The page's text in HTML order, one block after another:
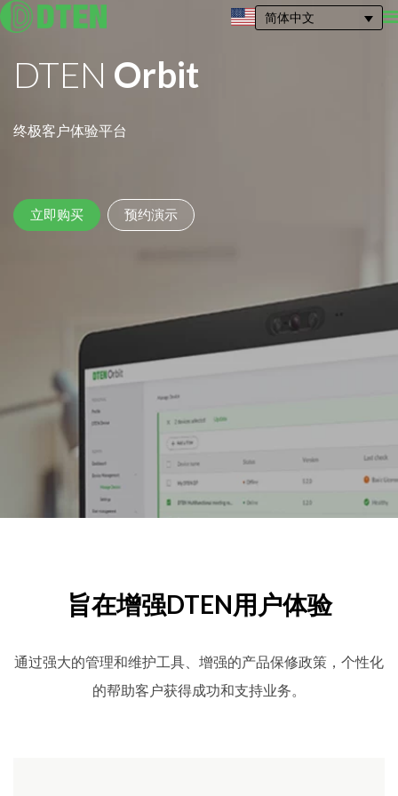
简体中文
DTEN Orbit
终极客户体验平台
立即购买 预约演示
旨在增强DTEN用户体验
通过强大的管理和维护工具、增强的产品保修政策，个性化
的帮助客户获得成功和支持业务。